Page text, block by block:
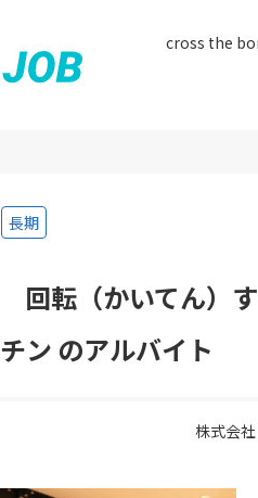
cross the
長期
回転（かいてん）
ン のアルバイト
株式会